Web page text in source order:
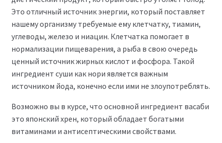
Это отличный источник энергии, который поставляет
нашему организму требуемые ему клетчатку, тиамин,
углеводы, железо и ниацин. Клетчатка помогает в
нормализации пищеварения, а рыба в свою очередь
ценный источник жирных кислот и фосфора. Такой
ингредиент суши как нори является важным
источником йода, конечно если ими не злоупотреблять.
Возможно вы в курсе, что основной ингредиент васаби
это японский хрен, который обладает богатыми
витаминами и антисептическими свойствами.